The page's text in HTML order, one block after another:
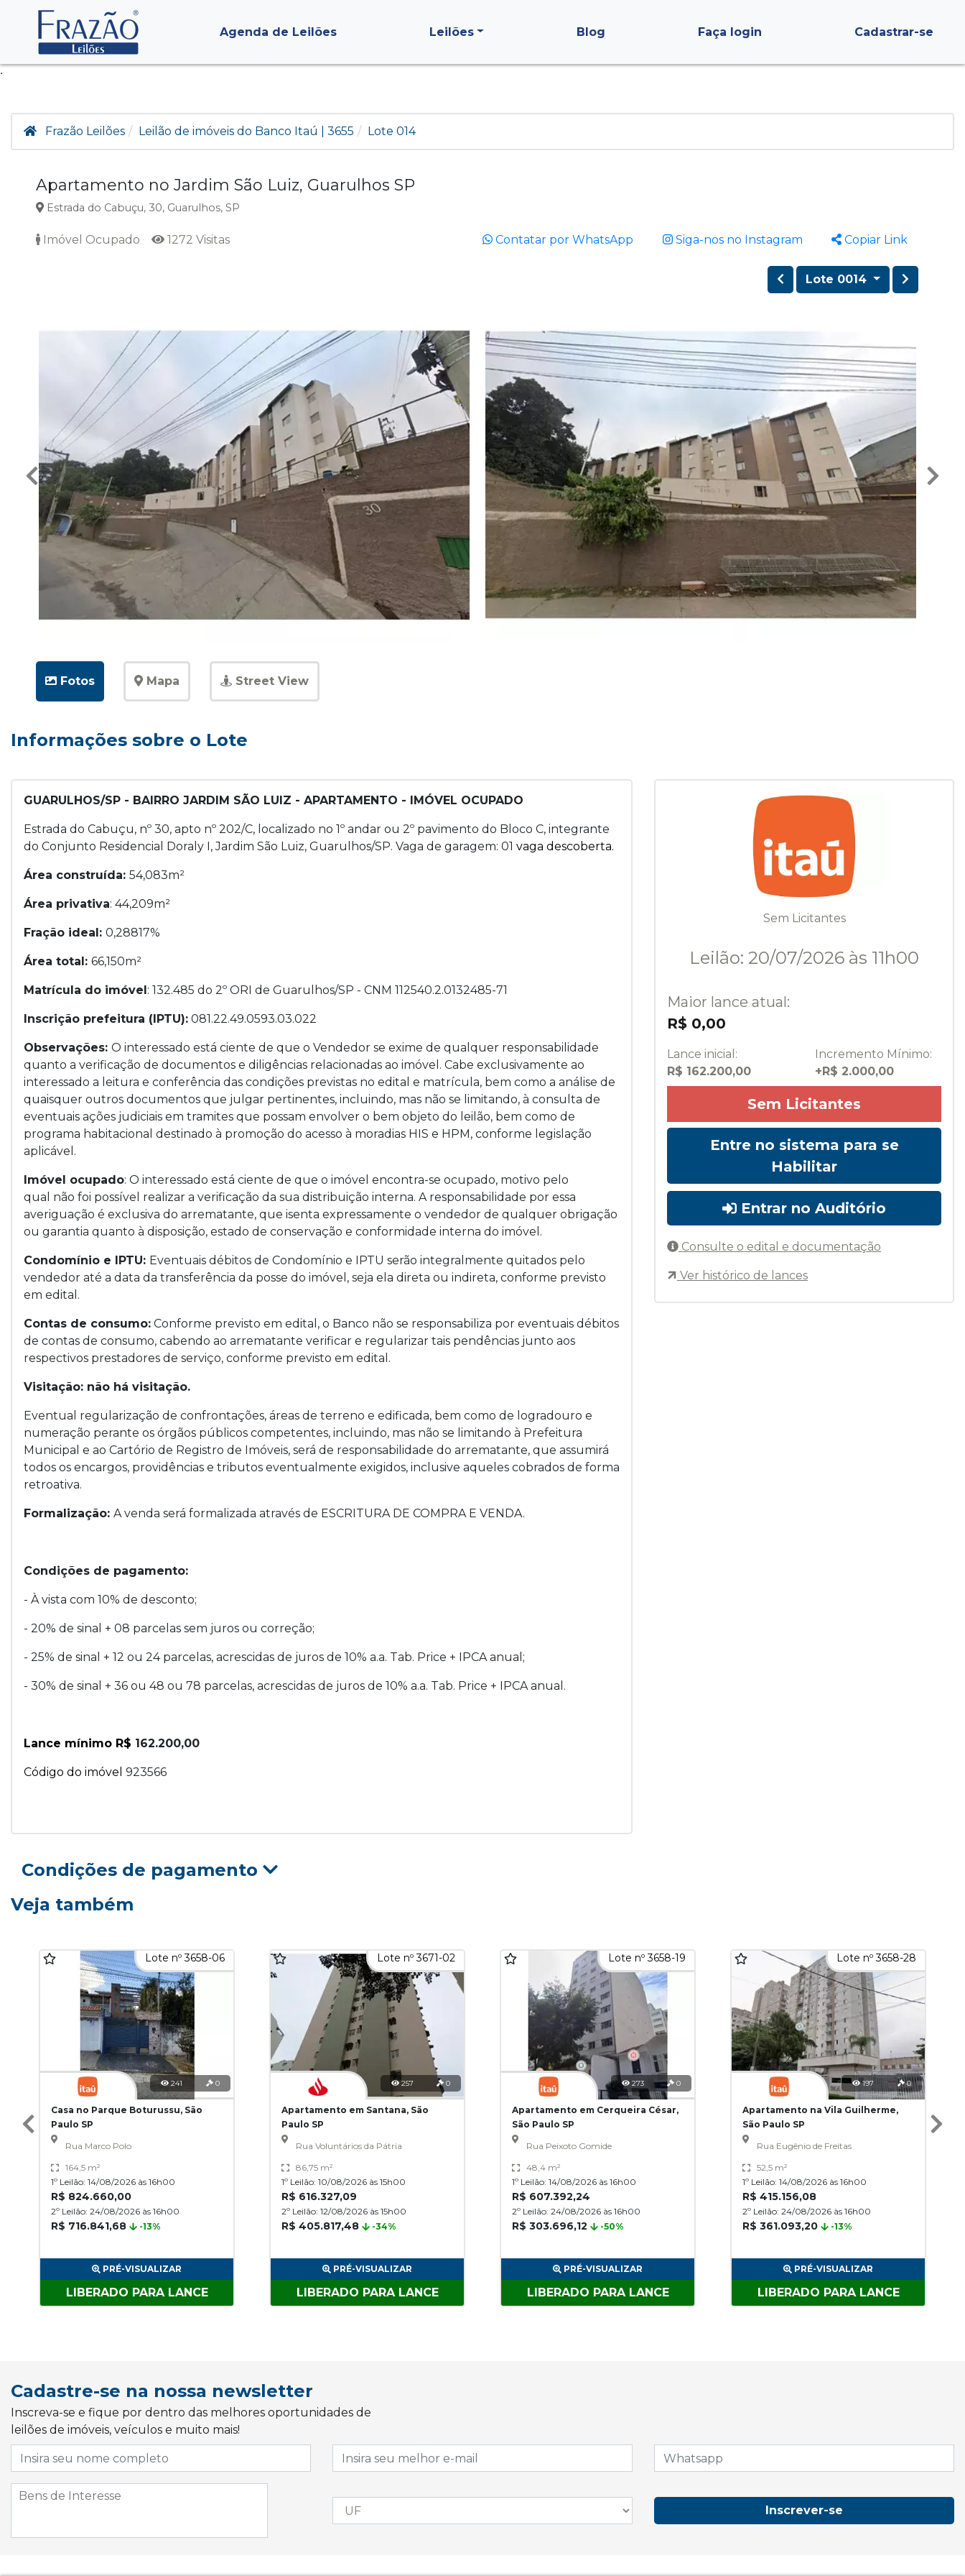
.
Agenda de Leilões Leilões Blog Faça login Cadastrar-se
Frazão Leilões Leilão de imóveis do Banco Itaú | 3655 Lote 014
Apartamento no Jardim São Luiz, Guarulhos SP
Estrada do Cabuçu, 30, Guarulhos, SP
Imóvel Ocupado 1272 Visitas Contatar por WhatsApp Siga-nos no Instagram Copiar Link
Lote 0014
Fotos Mapa Street View
Informações sobre o Lote
GUARULHOS/SP - BAIRRO JARDIM SÃO LUIZ - APARTAMENTO - IMÓVEL OCUPADO
Estrada do Cabuçu, nº 30, apto nº 202/C, localizado no 1º andar ou 2º pavimento do Bloco C, integrante
do Conjunto Residencial Doraly I, Jardim São Luiz, Guarulhos/SP. Vaga de garagem: 01 vaga descoberta.
Área construída: 54,083m²
Área privativa: 44,209m²
Fração ideal: 0,28817%
Área total: 66,150m²
Matrícula do imóvel: 132.485 do 2º ORI de Guarulhos/SP - CNM 112540.2.0132485-71
Inscrição prefeitura (IPTU): 081.22.49.0593.03.022
Observações: O interessado está ciente de que o Vendedor se exime de qualquer responsabilidade
quanto a verificação de documentos e diligências relacionadas ao imóvel. Cabe exclusivamente ao
interessado a leitura e conferência das condições previstas no edital e matrícula, bem como a análise de
quaisquer outros documentos que julgar pertinentes, incluindo, mas não se limitando, à consulta de
eventuais ações judiciais em tramites que possam envolver o bem objeto do leilão, bem como de
programa habitacional destinado à promoção do acesso à moradias HIS e HPM, conforme legislação
aplicável.
Imóvel ocupado: O interessado está ciente de que o imóvel encontra-se ocupado, motivo pelo
qual não foi possível realizar a verificação da sua distribuição interna. A responsabilidade por essa
averiguação é exclusiva do arrematante, que isenta expressamente o vendedor de qualquer obrigação
ou garantia quanto à disposição, estado de conservação e conformidade interna do imóvel.
Condomínio e IPTU: Eventuais débitos de Condomínio e IPTU serão integralmente quitados pelo
vendedor até a data da transferência da posse do imóvel, seja ela direta ou indireta, conforme previsto
em edital.
Contas de consumo: Conforme previsto em edital, o Banco não se responsabiliza por eventuais débitos
de contas de consumo, cabendo ao arrematante verificar e regularizar tais pendências junto aos
respectivos prestadores de serviço, conforme previsto em edital.
Visitação: não há visitação.
Eventual regularização de confrontações, áreas de terreno e edificada, bem como de logradouro e
numeração perante os órgãos públicos competentes, incluindo, mas não se limitando à Prefeitura
Municipal e ao Cartório de Registro de Imóveis, será de responsabilidade do arrematante, que assumirá
todos os encargos, providências e tributos eventualmente exigidos, inclusive aqueles cobrados de forma
retroativa.
Formalização: A venda será formalizada através de ESCRITURA DE COMPRA E VENDA.
Condições de pagamento:
- À vista com 10% de desconto;
- 20% de sinal + 08 parcelas sem juros ou correção;
- 25% de sinal + 12 ou 24 parcelas, acrescidas de juros de 10% a.a. Tab. Price + IPCA anual;
- 30% de sinal + 36 ou 48 ou 78 parcelas, acrescidas de juros de 10% a.a. Tab. Price + IPCA anual.
Lance mínimo R$ 162.200,00
Código do imóvel 923566
Sem Licitantes
Leilão: 20/07/2026 às 11h00
Maior lance atual:
R$ 0,00
Lance inicial:
R$ 162.200,00
Incremento Mínimo:
+R$ 2.000,00
Sem Licitantes
Entre no sistema para se
Habilitar
Entrar no Auditório
Consulte o edital e documentação
Ver histórico de lances
Condições de pagamento
Veja também
Lote nº 3658-06
241 0
Casa no Parque Boturussu, São
Paulo SP
Rua Marco Polo
164,5 m²
1º Leilão: 14/08/2026 às 16h00
R$ 824.660,00
2º Leilão: 24/08/2026 às 16h00
R$ 716.841,68 -13%
PRÉ-VISUALIZAR
LIBERADO PARA LANCE
Lote nº 3671-02
257 0
Apartamento em Santana, São
Paulo SP
Rua Voluntários da Pátria
86,75 m²
1º Leilão: 10/08/2026 às 15h00
R$ 616.327,09
2º Leilão: 12/08/2026 às 15h00
R$ 405.817,48 -34%
PRÉ-VISUALIZAR
LIBERADO PARA LANCE
Lote nº 3658-19
273 0
Apartamento em Cerqueira César,
São Paulo SP
Rua Peixoto Gomide
48,4 m²
1º Leilão: 14/08/2026 às 16h00
R$ 607.392,24
2º Leilão: 24/08/2026 às 16h00
R$ 303.696,12 -50%
PRÉ-VISUALIZAR
LIBERADO PARA LANCE
Lote nº 3658-28
197 0
Apartamento na Vila Guilherme,
São Paulo SP
Rua Eugênio de Freitas
52,5 m²
1º Leilão: 14/08/2026 às 16h00
R$ 415.156,08
2º Leilão: 24/08/2026 às 16h00
R$ 361.093,20 -13%
PRÉ-VISUALIZAR
LIBERADO PARA LANCE
Cadastre-se na nossa newsletter
Inscreva-se e fique por dentro das melhores oportunidades de
leilões de imóveis, veículos e muito mais!
Inscrever-se